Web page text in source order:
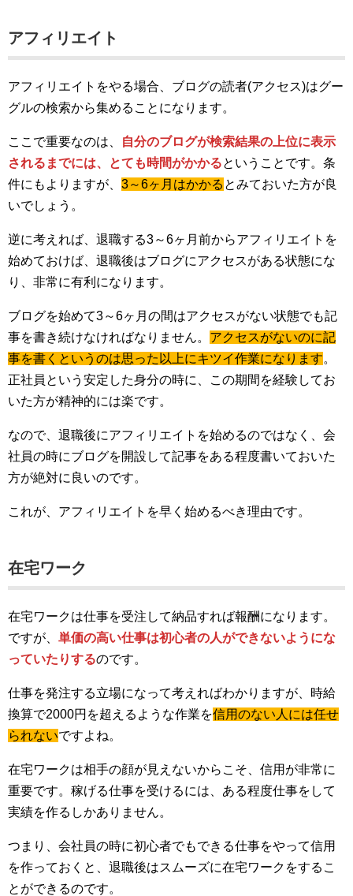
アフィリエイト
アフィリエイトをやる場合、ブログの読者(アクセス)はグー
グルの検索から集めることになります。
ここで重要なのは、
自分のブログが検索結果の上位に表示
されるまでには、とても時間がかかるということです。条
件にもよりますが、 3～6ヶ月はかかる とみておいた方が良
いでしょう。
逆に考えれば、退職する3～6ヶ月前からアフィリエイトを
始めておけば、退職後はブログにアクセスがある状態にな
り、非常に有利になります。
ブログを始めて3～6ヶ月の間はアクセスがない状態でも記
事を書き続けなければなりません。 アクセスがないのに記
事を書くというのは思った以上にキツイ作業になります。
正社員という安定した身分の時に、この期間を経験してお
いた方が精神的には楽です。
なので、退職後にアフィリエイトを始めるのではなく、会
社員の時にブログを開設して記事をある程度書いておいた
方が絶対に良いのです。
これが、アフィリエイトを早く始めるべき理由です。
在宅ワーク
在宅ワークは仕事を受注して納品すれば報酬になります。
ですが、 単価の高い仕事は初心者の人ができないようにな
っていたりするのです。
仕事を発注する立場になって考えればわかりますが、時給
換算で2000円を超えるような作業を信用のない人には任せ
られないですよね。
在宅ワークは相手の顔が見えないからこそ、信用が非常に
重要です。稼げる仕事を受けるには、ある程度仕事をして
実績を作るしかありません。
つまり、会社員の時に初心者でもできる仕事をやって信用
を作っておくと、退職後はスムーズに在宅ワークをするこ
とができるのです。